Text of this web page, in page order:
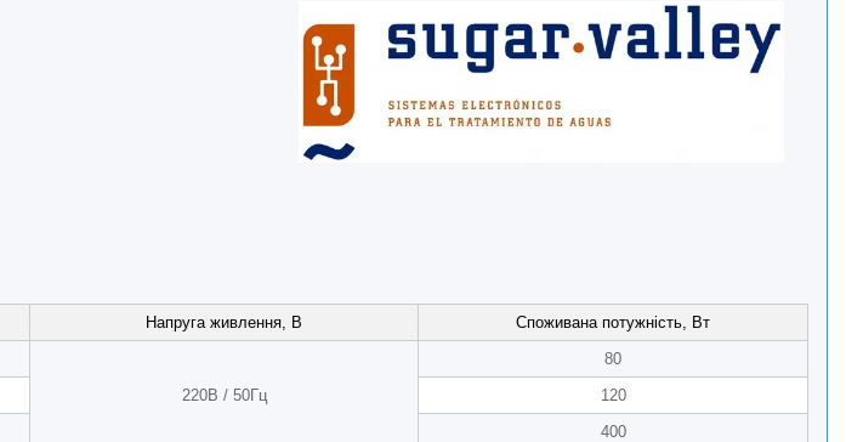
Напруга живлення, В
Споживана потужність, Вт
220В / 50Гц
80
120
400